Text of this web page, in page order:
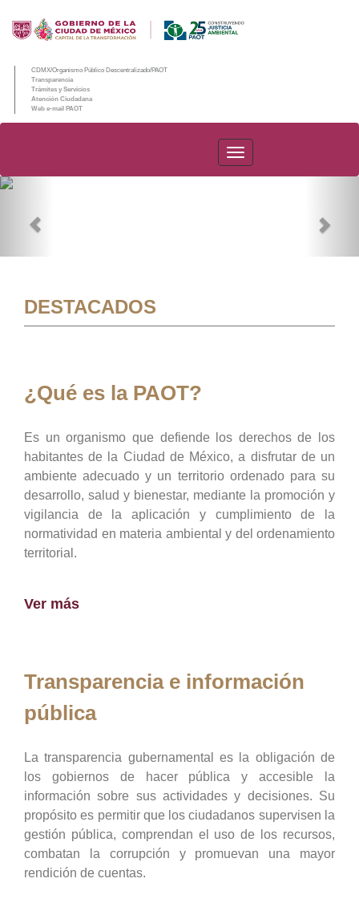
CDMX/Organismo Público Descentralizado/PAOT
Transparencia
Trámites y Servicios
Atención Ciudadana
Web e-mail PAOT
PAOT
DESTACADOS
¿Qué es la PAOT?
Es un organismo que defiende los derechos de los
habitantes de la Ciudad de México, a disfrutar de un
ambiente adecuado y un territorio ordenado para su
desarrollo, salud y bienestar, mediante la promoción y
vigilancia de la aplicación y cumplimiento de la
normatividad en materia ambiental y del ordenamiento
territorial.
Ver más
Transparencia e información
pública
La transparencia gubernamental es la obligación de
los gobiernos de hacer pública y accesible la
información sobre sus actividades y decisiones. Su
propósito es permitir que los ciudadanos supervisen la
gestión pública, comprendan el uso de los recursos,
combatan la corrupción y promuevan una mayor
rendición de cuentas.